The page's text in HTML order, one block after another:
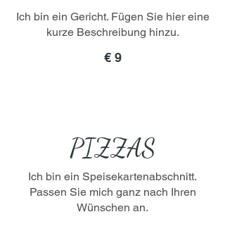
Ich bin ein Gericht. Fügen Sie hier eine
kurze Beschreibung hinzu.
€ 9
PIZZAS
Ich bin ein Speisekartenabschnitt.
Passen Sie mich ganz nach Ihren
Wünschen an.